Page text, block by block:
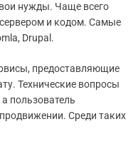
нужды. Чаще всего
и кодом. Самые
Drupal.
предоставляющие
Технические вопросы
пользователь
Среди таких